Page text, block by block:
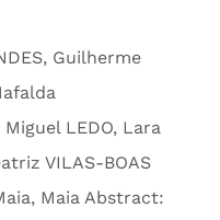
Guilherme
Miguel LEDO, Lara
VILAS-BOAS
Maia Abstract: